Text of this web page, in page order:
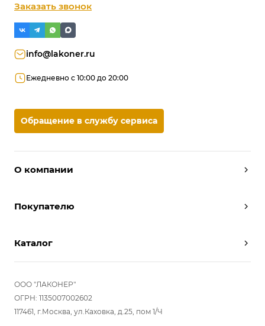
О компании
Условия работы
Отзывы
Вопрос-ответ
Покупателю
Вызвать дизайнера
Реализованные проекты
Комплектуем шкаф-купе
Каталог
Шкафы
Прихожие
Гостиные
Гардеробные
ООО "ЛАКОНЕР"
ОГРН: 1135007002602
117461, г.Москва, ул.Каховка, д.25, пом 1/Ч
Заказать звонок
info@lakoner.ru
Ежедневно с 10:00 до 20:00
Обращение в службу сервиса